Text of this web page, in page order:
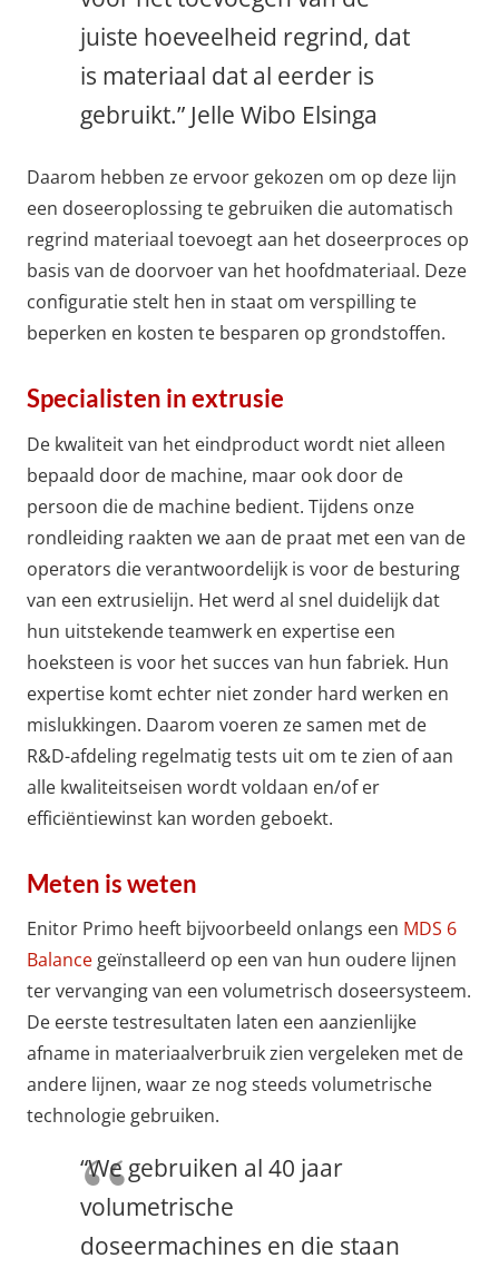
juiste hoeveelheid regrind, dat
is materiaal dat al eerder is
gebruikt.” Jelle Wibo Elsinga
Daarom hebben ze ervoor gekozen om op deze lijn
een doseeroplossing te gebruiken die automatisch
regrind materiaal toevoegt aan het doseerproces op
basis van de doorvoer van het hoofdmateriaal. Deze
configuratie stelt hen in staat om verspilling te
beperken en kosten te besparen op grondstoffen.
Specialisten in extrusie
De kwaliteit van het eindproduct wordt niet alleen
bepaald door de machine, maar ook door de
persoon die de machine bedient. Tijdens onze
rondleiding raakten we aan de praat met een van de
operators die verantwoordelijk is voor de besturing
van een extrusielijn. Het werd al snel duidelijk dat
hun uitstekende teamwerk en expertise een
hoeksteen is voor het succes van hun fabriek. Hun
expertise komt echter niet zonder hard werken en
mislukkingen. Daarom voeren ze samen met de
R&D-afdeling regelmatig tests uit om te zien of aan
alle kwaliteitseisen wordt voldaan en/of er
efficiëntiewinst kan worden geboekt.
Meten is weten
Enitor Primo heeft bijvoorbeeld onlangs een MDS 6
Balance geïnstalleerd op een van hun oudere lijnen
ter vervanging van een volumetrisch doseersysteem.
De eerste testresultaten laten een aanzienlijke
afname in materiaalverbruik zien vergeleken met de
andere lijnen, waar ze nog steeds volumetrische
technologie gebruiken.
“We gebruiken al 40 jaar
volumetrische
doseermachines en die staan